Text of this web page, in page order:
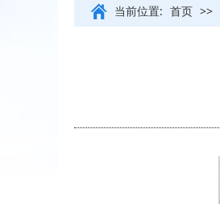
当前位置: 首页 >>